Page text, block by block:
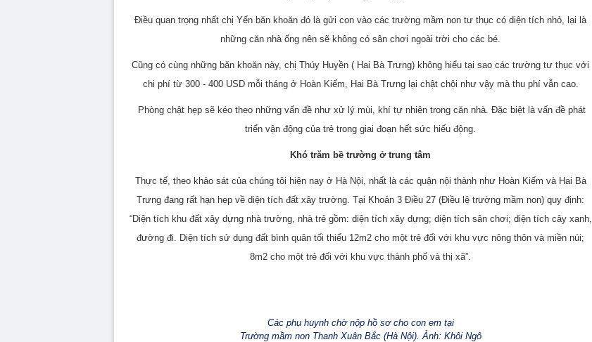
Điều quan trọng nhất chị Yến băn khoăn đó là gửi con vào các trường mầm non tư thục có diện tích nhỏ, lại là
những căn nhà ống nên sẽ không có sân chơi ngoài trời cho các bé.
Cũng có cùng những băn khoăn này, chị Thúy Huyền ( Hai Bà Trưng) không hiểu tại sao các trường tư thục với
chi phí từ 300 - 400 USD mỗi tháng ở Hoàn Kiếm, Hai Bà Trưng lại chật chội như vậy mà thu phí vẫn cao.
Phòng chật hẹp sẽ kéo theo những vấn đề như xử lý mùi, khí tự nhiên trong căn nhà. Đặc biệt là vấn đề phát
triển vận động của trẻ trong giai đoạn hết sức hiếu động.
Khó trăm bề trường ở trung tâm
Thực tế, theo khảo sát của chúng tôi hiện nay ở Hà Nội, nhất là các quận nội thành như Hoàn Kiếm và Hai Bà
Trưng đang rất hạn hẹp về diện tích đất xây trường. Tại Khoản 3 Điều 27 (Điều lệ trường mầm non) quy định:
“Diện tích khu đất xây dựng nhà trường, nhà trẻ gồm: diện tích xây dựng; diện tích sân chơi; diện tích cây xanh,
đường đi. Diện tích sử dụng đất bình quân tối thiểu 12m2 cho một trẻ đối với khu vực nông thôn và miền núi;
8m2 cho một trẻ đối với khu vực thành phố và thị xã”.
Các phụ huynh chờ nộp hồ sơ cho con em tại
Trường mầm non Thanh Xuân Bắc (Hà Nội). Ảnh: Khôi Ngô